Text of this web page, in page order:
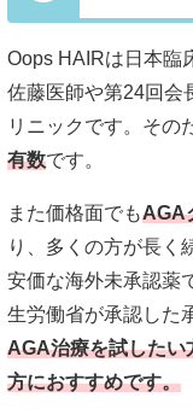
Oops HAIRは日本臨
佐藤医師や第24回会
リニックです。その
有数です。
また価格面でもAGA
り、多くの方が長く
安価な海外未承認薬
生労働省が承認した
AGA治療を試したい
方におすすめです。